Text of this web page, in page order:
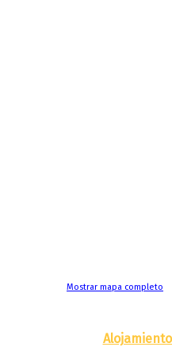
Mostrar mapa completo